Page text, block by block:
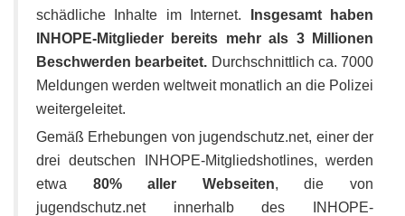
schädliche Inhalte im Internet.
Insgesamt haben
INHOPE-Mitglieder bereits mehr als 3 Millionen
Beschwerden bearbeitet. Durchschnittlich ca. 7000
Meldungen werden weltweit monatlich an die Polizei
weitergeleitet.
Gemäß Erhebungen von jugendschutz.net, einer der
drei deutschen INHOPE-Mitgliedshotlines, werden
etwa 80% aller Webseiten, die von
jugendschutz.net innerhalb des INHOPE-